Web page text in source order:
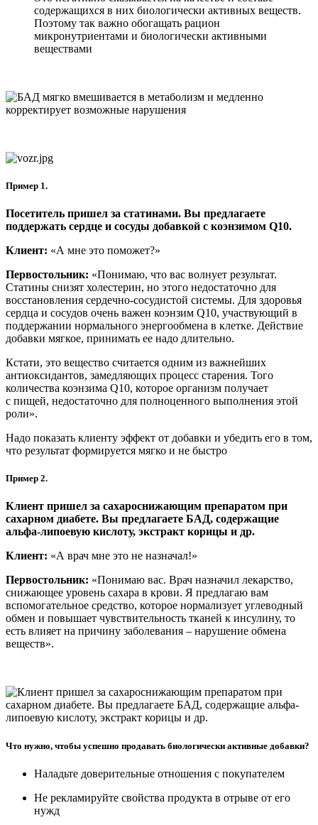
содержащихся в них биологически активных веществ.
Поэтому так важно обогащать рацион
микронутриентами и биологически активными
веществами
Пример 1.
Посетитель пришел за статинами. Вы предлагаете
поддержать сердце и сосуды добавкой с коэнзимом Q10.
Клиент: «А мне это поможет?»
Первостольник: «Понимаю, что вас волнует результат.
Статины снизят холестерин, но этого недостаточно для
восстановления сердечно-сосудистой системы. Для здоровья
сердца и сосудов очень важен коэнзим Q10, участвующий в
поддержании нормального энергообмена в клетке. Действие
добавки мягкое, принимать ее надо длительно.
Кстати, это вещество считается одним из важнейших
антиоксидантов, замедляющих процесс старения. Того
количества коэнзима Q10, которое организм получает
с пищей, недостаточно для полноценного выполнения этой
роли».
Надо показать клиенту эффект от добавки и убедить его в том,
что результат формируется мягко и не быстро
Пример 2.
Клиент пришел за сахароснижающим препаратом при
сахарном диабете. Вы предлагаете БАД, содержащие
альфа­-липоевую кислоту, экстракт корицы и др.
Клиент: «А врач мне это не назначал!»
Первостольник: «Понимаю вас. Врач назначил лекарство,
снижающее уровень сахара в крови. Я предлагаю вам
вспомогательное средство, которое нормализует углеводный
обмен и повышает чувствительность тканей к инсулину, то
есть влияет на причину заболевания – нарушение обмена
веществ».
Что нужно, чтобы успешно продавать биологически активные добавки?
Наладьте доверительные отношения с покупателем
Не рекламируйте свойства продукта в отрыве от его
нужд